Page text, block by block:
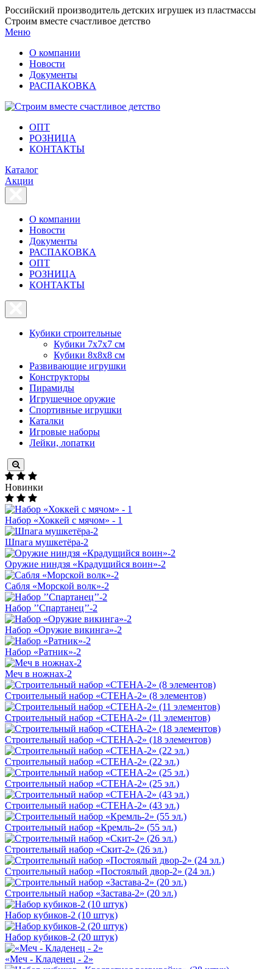
Российский производитель детских игрушек из пластмассы
Строим вместе счастливое детство
Меню
О компании
Новости
Документы
РАСПАКОВКА
OПТ
PОЗНИЦА
КОНТАКТЫ
Каталог
Акции
О компании
Новости
Документы
РАСПАКОВКА
OПТ
PОЗНИЦА
КОНТАКТЫ
Кубики строительные
Кубики 7х7х7 см
Кубики 8х8х8 см
Развивающие игрушки
Конструкторы
Пирамиды
Игрушечное оружие
Спортивные игрушки
Каталки
Игровые наборы
Лейки, лопатки
Новинки
Набор «Хоккей с мячом» - 1
Шпага мушкетёра-2
Оружие ниндзя «Крадущийся воин»-2
Сабля «Морской волк»-2
Набор ’’Спартанец’’-2
Набор «Оружие викинга»-2
Набор «Ратник»-2
Меч в ножнах-2
Строительный набор «СТЕНА-2» (8 элементов)
Строительный набор «СТЕНА-2» (11 элементов)
Строительный набор «СТЕНА-2» (18 элементов)
Строительный набор «СТЕНА-2» (22 эл.)
Строительный набор «СТЕНА-2» (25 эл.)
Строительный набор «СТЕНА-2» (43 эл.)
Строительный набор «Кремль-2» (55 эл.)
Строительный набор «Скит-2» (26 эл.)
Строительный набор «Постоялый двор-2» (24 эл.)
Строительный набор «Застава-2» (20 эл.)
Набор кубиков-2 (10 штук)
Набор кубиков-2 (20 штук)
«Меч - Кладенец - 2»